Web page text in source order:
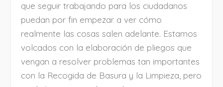
que seguir trabajando para los ciudadanos
puedan por fin empezar a ver cómo
realmente las cosas salen adelante. Estamos
volcados con la elaboración de pliegos que
vengan a resolver problemas tan importantes
con la Recogida de Basura y la Limpieza, pero